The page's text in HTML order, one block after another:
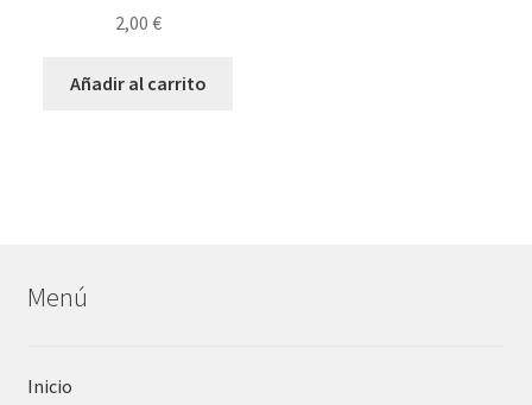
2,00 €
Añadir al carrito
Menú
Inicio